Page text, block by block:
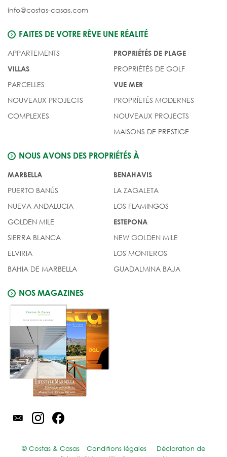
info@costas-casas.com
FAITES DE VOTRE RÊVE UNE RÉALITÉ
APPARTEMENTS
VILLAS
PARCELLES
NOUVEAUX PROJECTS
COMPLEXES
PROPRIÉTÉS DE PLAGE
PROPRIÉTÉS DE GOLF
VUE MER
PROPRÍETÉS MODERNES
NOUVEAUX PROJECTS
MAISONS DE PRESTIGE
NOUS AVONS DES PROPRIÉTÉS À
MARBELLA
PUERTO BANÚS
NUEVA ANDALUCIA
GOLDEN MILE
SIERRA BLANCA
ELVIRIA
BAHIA DE MARBELLA
BENAHAVIS
LA ZAGALETA
LOS FLAMINGOS
ESTEPONA
NEW GOLDEN MILE
LOS MONTEROS
GUADALMINA BAJA
NOS MAGAZINES
© Costas & Casas Conditions légales
Déclaration de